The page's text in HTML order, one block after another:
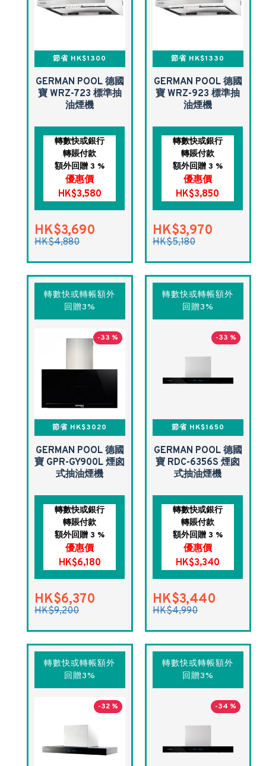
節省 HK$1300
GERMAN POOL 德國
寶 WRZ-723 標準抽
油煙機
轉數快或銀行
轉賬付款
額外回贈 3 %
優惠價
HK$3,580
HK$3,690
HK$4,880
節省 HK$1330
GERMAN POOL 德國
寶 WRZ-923 標準抽
油煙機
轉數快或銀行
轉賬付款
額外回贈 3 %
優惠價
HK$3,850
HK$3,970
HK$5,180
轉數快或轉帳額外
回贈3%
-33 %
節省 HK$3020
GERMAN POOL 德國
寶 GPR-GY900L 煙囪
式抽油煙機
轉數快或銀行
轉賬付款
額外回贈 3 %
優惠價
HK$6,180
HK$6,370
HK$9,200
轉數快或轉帳額外
回贈3%
-33 %
節省 HK$1650
GERMAN POOL 德國
寶 RDC-6356S 煙囪
式抽油煙機
轉數快或銀行
轉賬付款
額外回贈 3 %
優惠價
HK$3,340
HK$3,440
HK$4,990
轉數快或轉帳額外
回贈3%
-32 %
轉數快或轉帳額外
回贈3%
-34 %